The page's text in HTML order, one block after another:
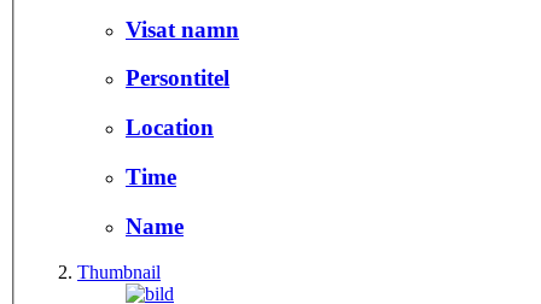
Visat namn
Persontitel
Location
Time
Name
Thumbnail